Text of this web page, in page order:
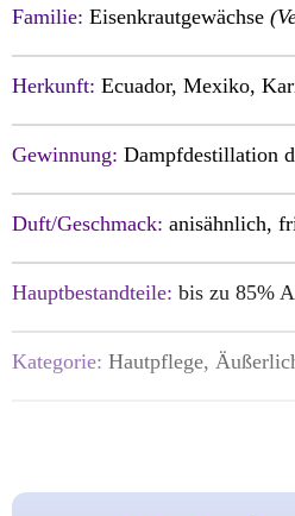
Familie: Eisenkrautgewächse
Herkunft: Ecuador, Mexiko,
Gewinnung: Dampfdestillation
Duft/Geschmack: anisähnlich,
Hauptbestandteile: bis zu 85%
Kategorie: Hautpflege,